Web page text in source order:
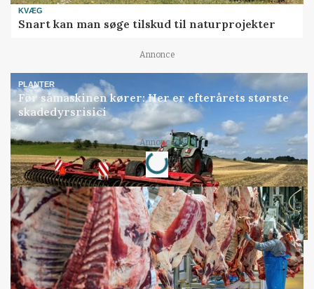
KVÆG
Snart kan man søge tilskud til naturprojekter
Annonce
PLANTER
Før såmaskinen kører: Her er efterårets største
skadedyrsrisici
Annonce
Loading...